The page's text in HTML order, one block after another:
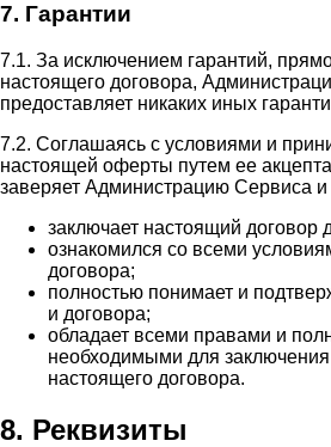
7. Гарантии
7.1. За исключением гарантий,
настоящего договора,
предоставляет никаких иных
7.2. Соглашаясь с условиями и
настоящей оферты путем ее
заверяет Администрацию Сервиса и
заключает настоящий договор
ознакомился со всеми
договора;
полностью понимает и
и договора;
обладает всеми правами и
необходимыми для
настоящего договора.
8. Реквизиты